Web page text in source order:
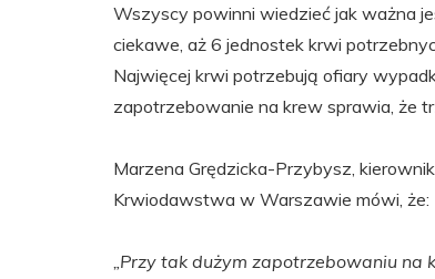
Wszyscy powinni wiedzieć jak ważna
ciekawe, aż 6 jednostek krwi
Najwięcej krwi potrzebują ofiary
zapotrzebowanie na krew sprawia, że
Marzena Grędzicka-Przybysz,
Krwiodawstwa w Warszawie mówi, że:
„Przy tak dużym zapotrzebowaniu